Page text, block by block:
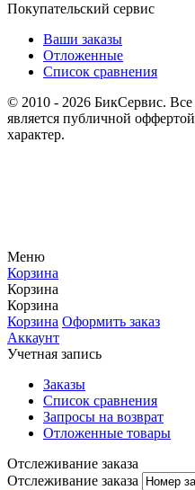
Покупательский сервис
Ваши заказы
Отложенные
Список сравнения
© 2010 - 2026 БикСервис.
является публичной
характер.
Меню
Корзина
Корзина
Корзина
Корзина Оформить заказ
Аккаунт
Учетная запись
Заказы
Список сравнения
Запросы на возврат
Отложенные товары
Отслеживание заказа
Отслеживание заказа